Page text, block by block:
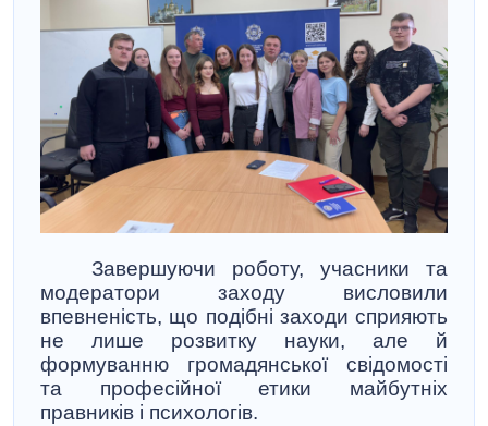
Завершуючи роботу, учасники та
модератори заходу висловили
впевненість, що подібні заходи сприяють
не лише розвитку науки, але й
формуванню громадянської свідомості
та професійної етики майбутніх
правників і психологів.